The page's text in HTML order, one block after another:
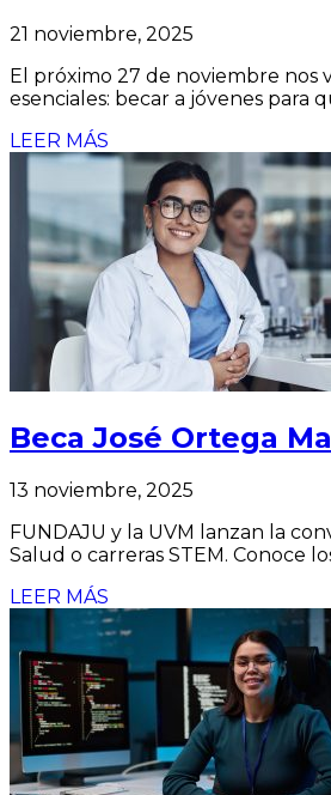
21 noviembre, 2025
El próximo 27 de noviembre nos
esenciales: becar a jóvenes
LEER MÁS
Beca José Ortega
13 noviembre, 2025
FUNDAJU y la UVM lanzan la
Salud o carreras STEM. Conoce
LEER MÁS